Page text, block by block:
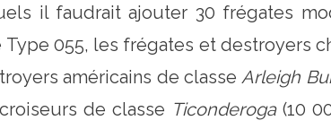
il faudrait ajouter 30 frégates
055, les frégates et destroyers
américains de classe Arleigh
de classe Ticonderoga(10